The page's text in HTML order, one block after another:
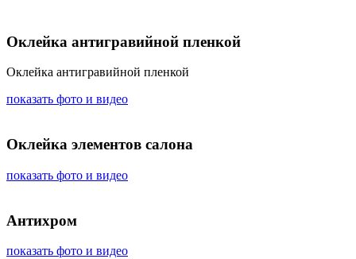
Оклейка антигравийной пленкой
Оклейка антигравийной пленкой
показать фото и видео
Оклейка элементов салона
показать фото и видео
Антихром
показать фото и видео